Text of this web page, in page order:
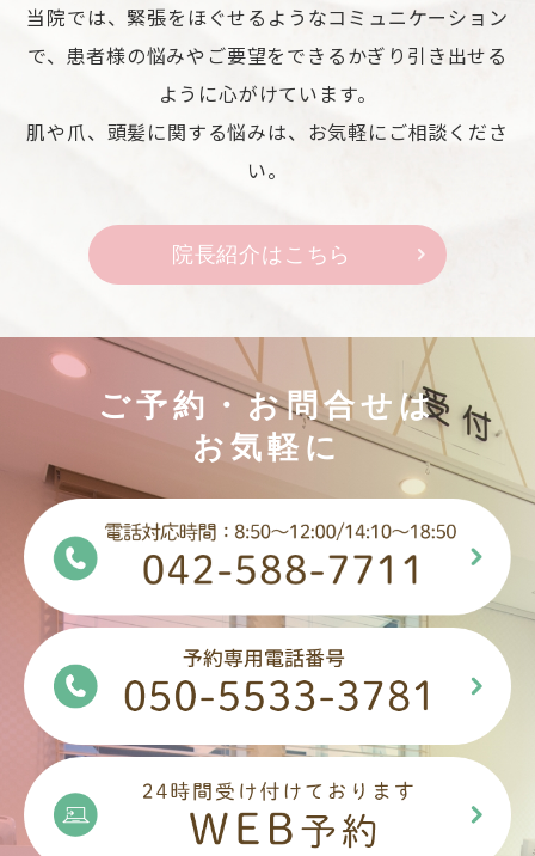
当院では、緊張をほぐせるようなコミュニケーション
で、患者様の悩みやご要望をできるかぎり引き出せる
ように心がけています。
肌や爪、頭髪に関する悩みは、お気軽にご相談くださ
い。
院長紹介はこちら
ご予約・お問合せは
お気軽に